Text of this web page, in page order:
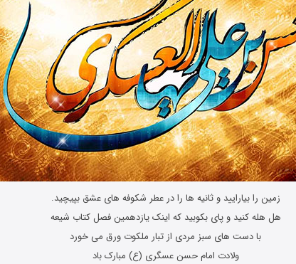
زمین را بیارایید و ثانیه ها را در عطر شکوفه های عشق بپیچید.
هل هله کنید و پای بکوبید که اینک یازدهمین فصل کتاب شیعه
با دست های سبز مردی از تبار ملکوت ورق می خورد
ولادت امام حسن عسگری (ع) مبارک باد